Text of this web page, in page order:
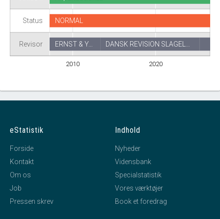
Status
Revisor
2010 2020
NORMAL
ERNST & Y… DANSK REVISION SLAGEL…
eStatistik
Forside
Kontakt
Om os
Job
Pressen skrev
Indhold
Nyheder
Vidensbank
Specialstatistik
Vores værktøjer
Book et foredrag